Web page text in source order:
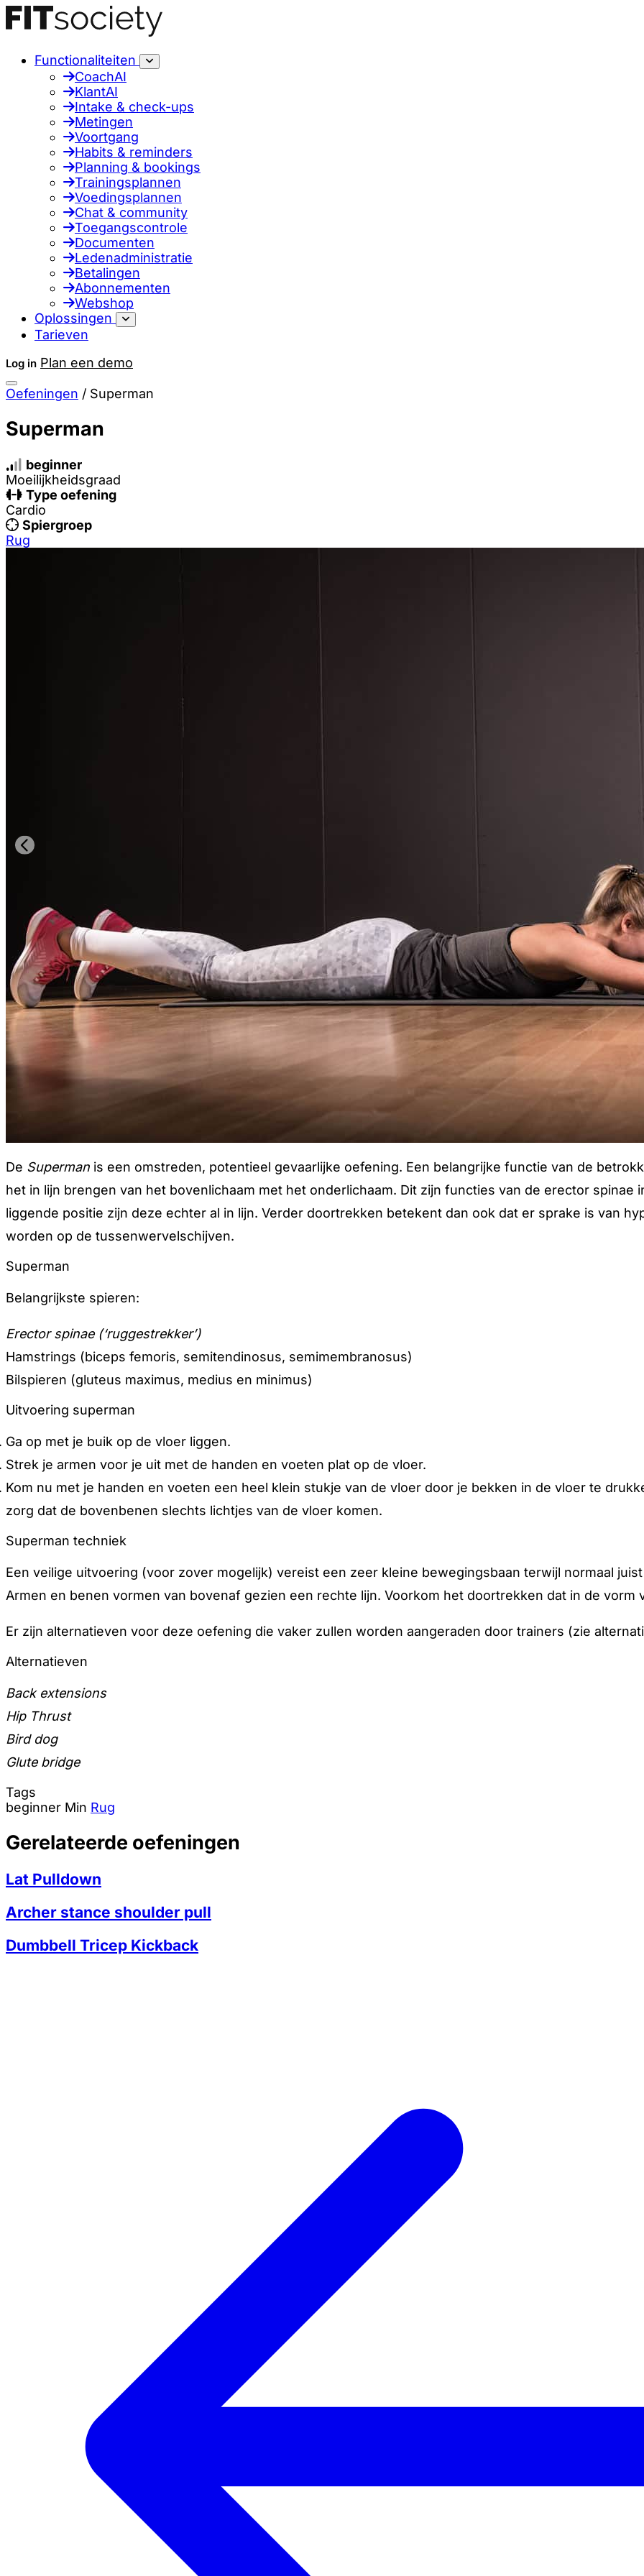
Functionaliteiten
CoachAI
KlantAI
Intake & check-ups
Metingen
Voortgang
Habits & reminders
Planning & bookings
Trainingsplannen
Voedingsplannen
Chat & community
Toegangscontrole
Documenten
Ledenadministratie
Betalingen
Abonnementen
Webshop
Oplossingen
Tarieven
Log in Plan een demo
Oefeningen / Superman
Superman
beginner
Moeilijkheidsgraad
Type oefening
Cardio
Spiergroep
Rug
De Superman is een omstreden, potentieel gevaarlijke oefening. Een belangrijke functie van de
het in lijn brengen van het bovenlichaam met het onderlichaam. Dit zijn functies van de erector spinae
liggende positie zijn deze echter al in lijn. Verder doortrekken betekent dan ook dat er sprake is van
worden op de tussenwervelschijven.
Superman
Belangrijkste spieren:
Erector spinae (‘ruggestrekker’)
Hamstrings (biceps femoris, semitendinosus, semimembranosus)
Bilspieren (gluteus maximus, medius en minimus)
Uitvoering superman
Ga op met je buik op de vloer liggen.
Strek je armen voor je uit met de handen en voeten plat op de vloer.
Kom nu met je handen en voeten een heel klein stukje van de vloer door je bekken in de vloer te
zorg dat de bovenbenen slechts lichtjes van de vloer komen.
Superman techniek
Een veilige uitvoering (voor zover mogelijk) vereist een zeer kleine bewegingsbaan terwijl normaal
Armen en benen vormen van bovenaf gezien een rechte lijn. Voorkom het doortrekken dat in de vorm
Er zijn alternatieven voor deze oefening die vaker zullen worden aangeraden door trainers (zie
Alternatieven
Back extensions
Hip Thrust
Bird dog
Glute bridge
Tags
beginner Min Rug
Gerelateerde oefeningen
Lat Pulldown
Archer stance shoulder pull
Dumbbell Tricep Kickback